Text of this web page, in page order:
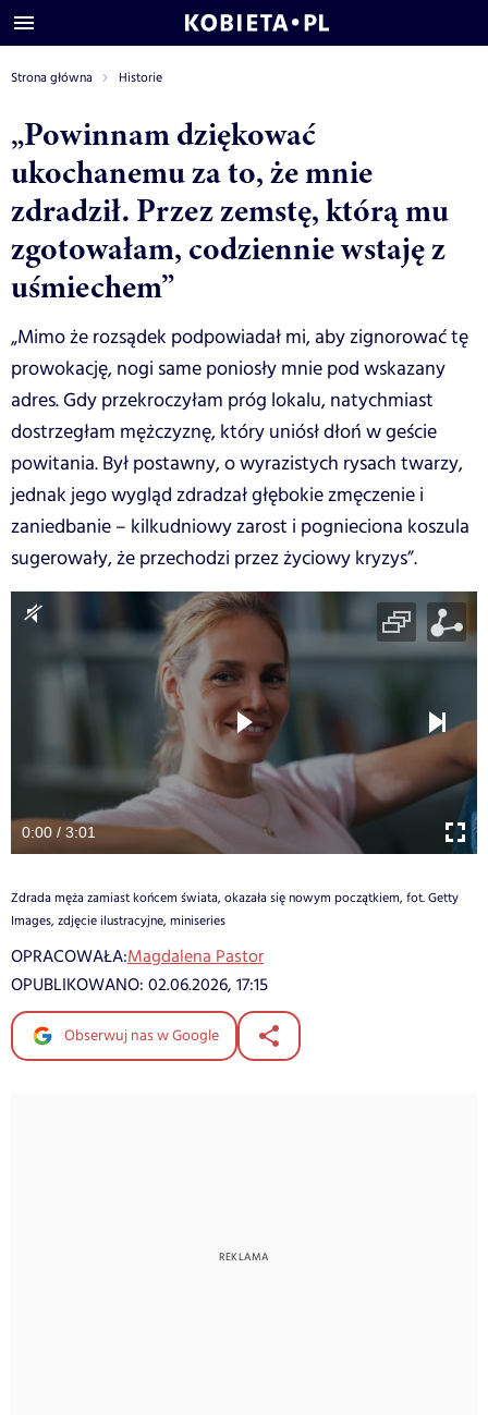
Strona główna Historie
„Powinnam dziękować
ukochanemu za to, że mnie
zdradził. Przez zemstę, którą mu
zgotowałam, codziennie wstaję z
uśmiechem”
„Mimo że rozsądek podpowiadał mi, aby zignorować tę
prowokację, nogi same poniosły mnie pod wskazany
adres. Gdy przekroczyłam próg lokalu, natychmiast
dostrzegłam mężczyznę, który uniósł dłoń w geście
powitania. Był postawny, o wyrazistych rysach twarzy,
jednak jego wygląd zdradzał głębokie zmęczenie i
zaniedbanie – kilkudniowy zarost i pognieciona koszula
sugerowały, że przechodzi przez życiowy kryzys”.
0:00 / 3:01
Zdrada męża zamiast końcem świata, okazała się nowym początkiem, fot. Getty
Images, zdjęcie ilustracyjne, miniseries
OPRACOWAŁA:Magdalena Pastor
OPUBLIKOWANO: 02.06.2026, 17:15
Obserwuj nas w Google